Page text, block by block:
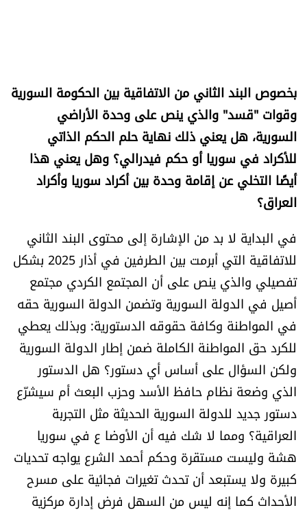
بخصوص البند الثاني من الاتفاقية بين الحكومة السورية
وقوات "قسد" والذي ينص على وحدة الأراضي
السورية، هل يعني ذلك نهاية حلم الحكم الذاتي
للأكراد في سوريا أو حكم فيدرالي؟ وهل يعني هذا
أيضًا التخلي عن إقامة وحدة بين أكراد سوريا وأكراد
العراق؟
في البداية لا بد من الإشارة إلى محتوى البند الثاني
للاتفاقية التي أبرمت بين الطرفين في أذار 2025 بشكل
تفصيلي والذي ينص على أن المجتمع الكردي مجتمع
أصيل في الدولة السورية وتضمن الدولة السورية حقه
في المواطنة وكافة حقوقه الدستورية: وبذلك يعطي
للكرد حق المواطنة الكاملة ضمن إطار الدولة السورية
ولكن السؤال على أساس أي دستور؟ هل الدستور
الذي وضعة نظام حافظ الأسد وحزب البعث أم سيشرّع
دستور جديد للدولة السورية الحديثة مثل التجربة
العراقية؟ ومما لا شك فيه أن الأوضا ع في سوريا
هشة وليست مستقرة وحكم أحمد الشرع يواجه تحديات
كبيرة ولا يستبعد أن تحدث تغيرات فجائية على مسرح
الأحداث كما إنه ليس من السهل فرض إدارة مركزية